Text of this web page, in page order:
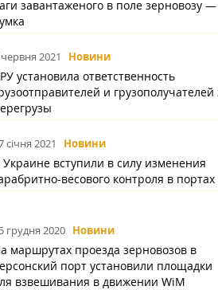
завантаженого в поле зерновозу —
2021 Новини
установила ответственность
и грузополучателей
січня 2021 Новини
Украине вступили в силу изменения
весового контроля в портах
грудня 2020 Новини
маршрутах проезда зерновозов в
порт установили площадки
взвешивания в движении WiM